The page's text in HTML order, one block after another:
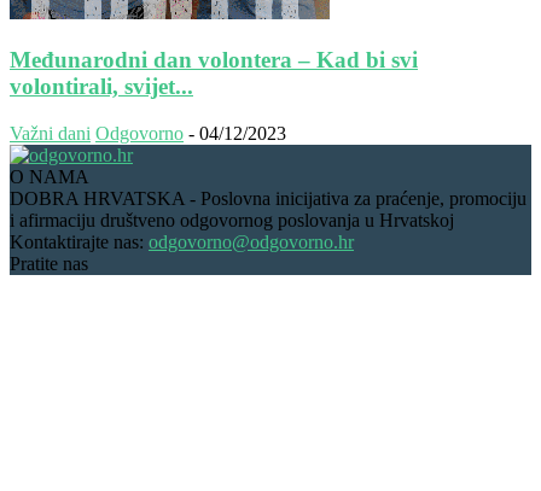
Međunarodni dan volontera – Kad bi svi
volontirali, svijet...
Važni dani Odgovorno - 04/12/2023
O NAMA
DOBRA HRVATSKA - Poslovna inicijativa za praćenje, promociju
i afirmaciju društveno odgovornog poslovanja u Hrvatskoj
Kontaktirajte nas: odgovorno@odgovorno.hr
Pratite nas